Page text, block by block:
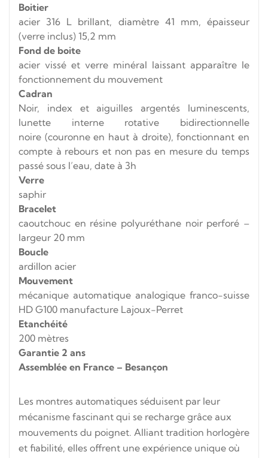
Boitier
acier 316 L brillant, diamètre 41 mm, épaisseur
(verre inclus) 15,2 mm
Fond de boite
acier vissé et verre minéral laissant apparaître le
fonctionnement du mouvement
Cadran
Noir, index et aiguilles argentés luminescents,
lunette interne rotative bidirectionnelle
noire (couronne en haut à droite), fonctionnant en
compte à rebours et non pas en mesure du temps
passé sous l’eau, date à 3h
Verre
saphir
Bracelet
caoutchouc en résine polyuréthane noir perforé –
largeur 20 mm
Boucle
ardillon acier
Mouvement
mécanique automatique analogique franco-suisse
HD G100 manufacture Lajoux-Perret
Etanchéité
200 mètres
Garantie 2 ans
Assemblée en France – Besançon
Les montres automatiques séduisent par leur
mécanisme fascinant qui se recharge grâce aux
mouvements du poignet. Alliant tradition horlogère
et fiabilité, elles offrent une expérience unique où